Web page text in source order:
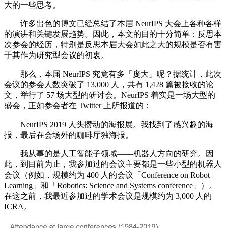
大的一些思考。
许多出色的博文已经总结了本届 NeurIPS 大会上各种各样
的演讲和关键发展趋势。因此，本文的目的十分简单：反思本
次参会的经历，特别是反思本届大会如此之大的规模是否有害
于其作为研究型会议的初衷。
那么，本届 NeurIPS 究竟有多「庞大」呢？据统计，此次
会议的参会人数突破了 13,000 人，共有 1,428 篇被接收的论
文，举行了 57 场大型的研讨会。NeurIPS 着实是一场大型的
盛会，正如参会者在 Twitter 上所报道的：
NeurIPS 2019 人头攒动的海报展。我找到了感兴趣的海
报，最后在会场外的咖啡厅独海报。
我从事的是人工智能子领域——机器人方向的研究。因
此，到目前为止，我参加过的会议主要都是一些小型的机器人
会议（例如，规模约为 400 人的会议「Conference on Robot
Learning」和「Robotics: Science and Systems conference」）。
在这之前，我最近参加过的学术会议是规模约为 3,000 人的
ICRA。